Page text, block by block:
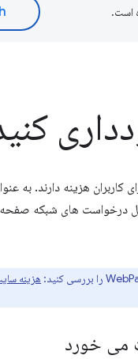
است.
کاربران هزینه دارند. به
درخواست های شبکه صفحه
هزینه
می خورد